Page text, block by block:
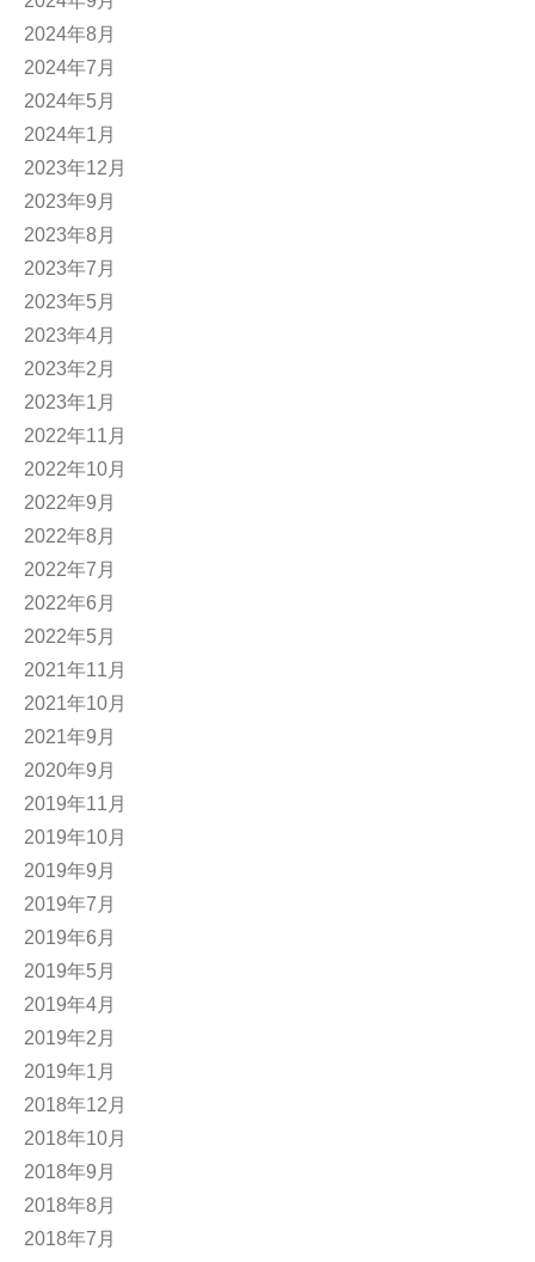
2024年8月
2024年7月
2024年5月
2024年1月
2023年12月
2023年9月
2023年8月
2023年7月
2023年5月
2023年4月
2023年2月
2023年1月
2022年11月
2022年10月
2022年9月
2022年8月
2022年7月
2022年6月
2022年5月
2021年11月
2021年10月
2021年9月
2020年9月
2019年11月
2019年10月
2019年9月
2019年7月
2019年6月
2019年5月
2019年4月
2019年2月
2019年1月
2018年12月
2018年10月
2018年9月
2018年8月
2018年7月